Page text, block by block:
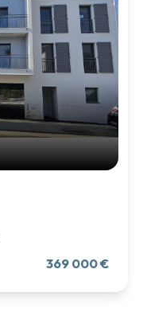
369 000 €